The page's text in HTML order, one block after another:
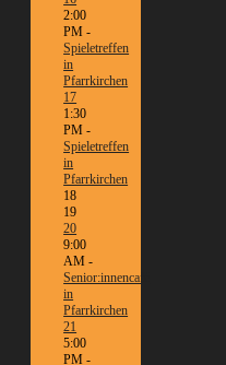
2:00
PM -
Spieletreffen
in
Pfarrkirchen
17
1:30
PM -
Spieletreffen
in
Pfarrkirchen
18
19
20
9:00
AM -
Senior:innencafé
in
Pfarrkirchen
21
5:00
PM -